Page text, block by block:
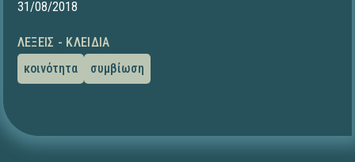
31/08/2018
ΛΈΞΕΙΣ - ΚΛΕΙΔΙΆ
κοινότητα
συμβίωση